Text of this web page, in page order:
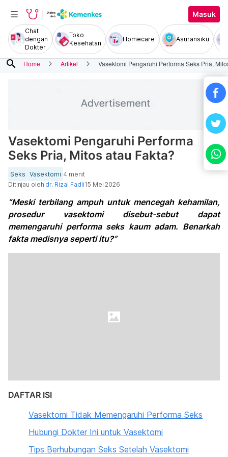
Masuk
Chat
dengan
Dokter
Toko
Kesehatan
Homecare Asuransiku
search Home Artikel Vasektomi Pengaruhi Performa Seks Pria,
Vasektomi Pengaruhi Performa
Seks Pria, Mitos atau Fakta?
Seks Vasektomi 4 menit
Ditinjau oleh dr. Rizal Fadli15 Mei 2026
“Meski terbilang ampuh untuk mencegah kehamilan,
prosedur vasektomi disebut-sebut dapat
memengaruhi performa seks kaum adam. Benarkah
fakta medisnya seperti itu?”
DAFTAR ISI
Vasektomi Tidak Memengaruhi Performa Seks
Hubungi Dokter Ini untuk Vasektomi
Tips Berhubungan Seks Setelah Vasektomi